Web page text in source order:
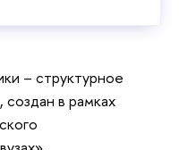
– структурное
в рамках